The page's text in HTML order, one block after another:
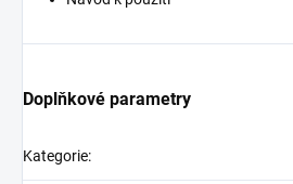
Doplňkové parametry
Kategorie: